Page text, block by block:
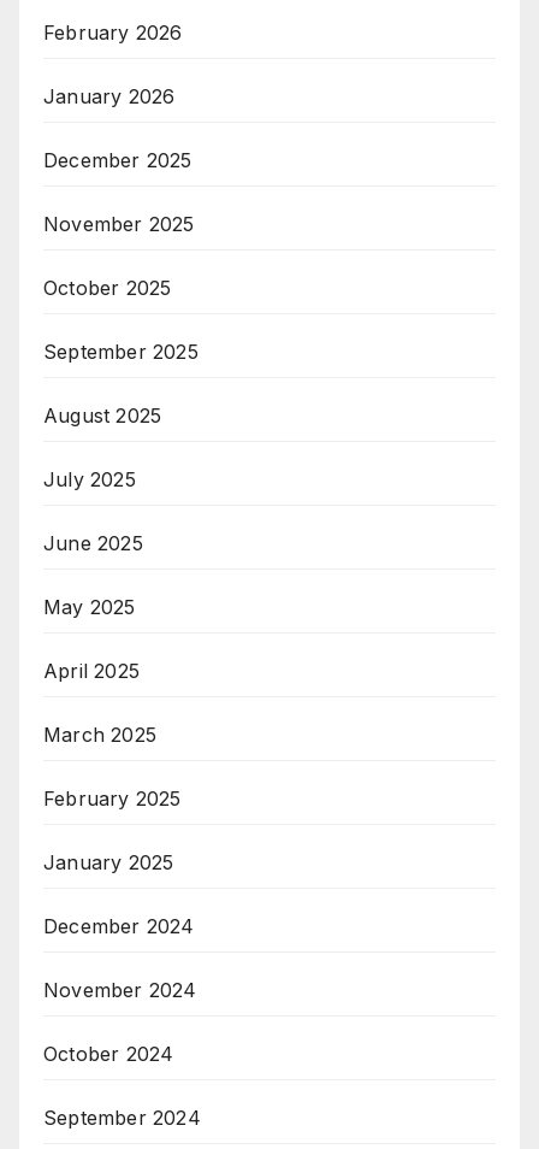
February 2026
January 2026
December 2025
November 2025
October 2025
September 2025
August 2025
July 2025
June 2025
May 2025
April 2025
March 2025
February 2025
January 2025
December 2024
November 2024
October 2024
September 2024